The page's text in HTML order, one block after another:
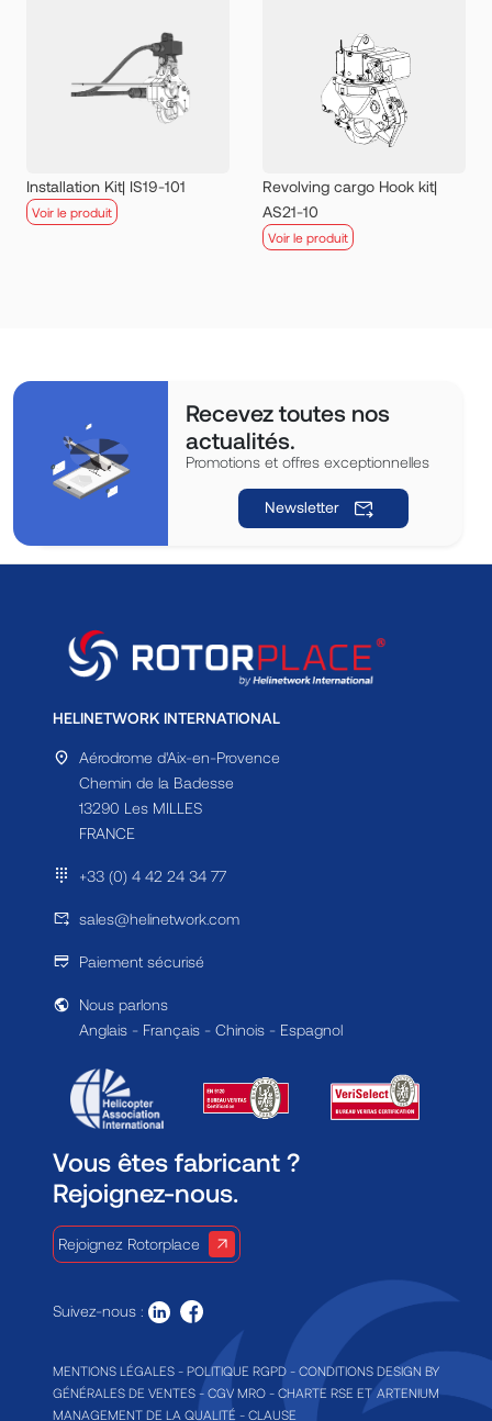
Installation Kit| IS19-101
Voir le produit
Revolving cargo Hook kit|
AS21-10
Voir le produit
Recevez toutes nos
actualités.
Promotions et offres exceptionnelles
Newsletter
HELINETWORK INTERNATIONAL
Aérodrome d'Aix-en-Provence
Chemin de la Badesse
13290 Les MILLES
FRANCE
+33 (0) 4 42 24 34 77
sales@helinetwork.com
Paiement sécurisé
Nous parlons
Anglais - Français - Chinois - Espagnol
Vous êtes fabricant ?
Rejoignez-nous.
Rejoignez Rotorplace
Suivez-nous :
MENTIONS LÉGALES - POLITIQUE RGPD - CONDITIONS
GÉNÉRALES DE VENTES - CGV MRO - CHARTE RSE ET
MANAGEMENT DE LA QUALITÉ - CLAUSE
DESIGN BY
ARTENIUM